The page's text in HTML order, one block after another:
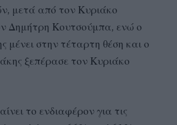
μετά από τον Κυριάκο
Δημήτρη Κουτσούμπα, ενώ ο
μένει στην τέταρτη θέση και ο
ξεπέρασε τον Κυριάκο
το ενδιαφέρον για τις